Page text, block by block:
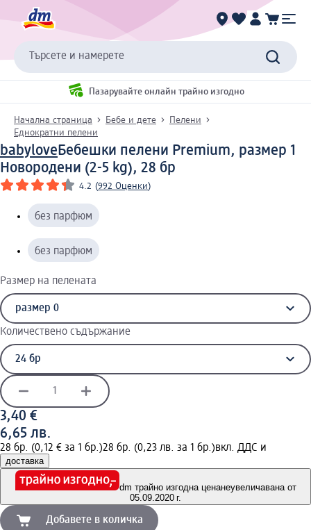
Търсете и намерете
Пазарувайте онлайн трайно изгодно
Начална страница Бебе и дете
Пелени
Еднократни пелени
babyloveБебешки пелени Premium, размер 1
Новородени (2-5 kg), 28 бр
4.2 (992 Оценки)
без парфюм
без парфюм
Размер на пелената
Количествено съдържание
3,40 €
6,65 лв.
28 бр. (0,12 € за 1 бр.)28 бр. (0,23 лв. за 1 бр.)вкл. ДДС и
доставка
dm трайно изгодна ценанеувеличавана от
05.09.2020 г.
Добавете в количка